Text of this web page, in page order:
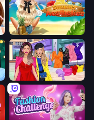
Summer Aesthetics
Billionaire Wife Dress Up